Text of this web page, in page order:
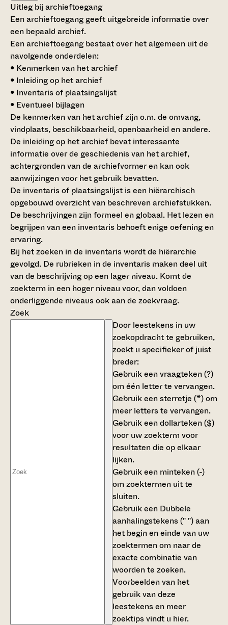
Uitleg bij archieftoegang
Een archieftoegang geeft uitgebreide informatie over
een bepaald archief.
Een archieftoegang bestaat over het algemeen uit de
navolgende onderdelen:
• Kenmerken van het archief
• Inleiding op het archief
• Inventaris of plaatsingslijst
• Eventueel bijlagen
De kenmerken van het archief zijn o.m. de omvang,
vindplaats, beschikbaarheid, openbaarheid en andere.
De inleiding op het archief bevat interessante
informatie over de geschiedenis van het archief,
achtergronden van de archiefvormer en kan ook
aanwijzingen voor het gebruik bevatten.
De inventaris of plaatsingslijst is een hiërarchisch
opgebouwd overzicht van beschreven archiefstukken.
De beschrijvingen zijn formeel en globaal. Het lezen en
begrijpen van een inventaris behoeft enige oefening en
ervaring.
Bij het zoeken in de inventaris wordt de hiërarchie
gevolgd. De rubrieken in de inventaris maken deel uit
van de beschrijving op een lager niveau. Komt de
zoekterm in een hoger niveau voor, dan voldoen
onderliggende niveaus ook aan de zoekvraag.
Zoek
Door leestekens in uw
zoekopdracht te gebruiken,
zoekt u specifieker of juist
breder:
Gebruik eenvraagteken (?)
om één letter te vervangen.
Gebruik eensterretje (*)om
meer letters te vervangen.
Gebruik eendollarteken ($)
voor uw zoekterm voor
resultaten die op elkaar
lijken.
Gebruik een minteken (-)
om zoektermen uit te
sluiten.
Gebruik een Dubbele
aanhalingstekens (" ")aan
het begin en einde van uw
zoektermen om naar de
exacte combinatie van
woorden te zoeken.
Voorbeelden van het
gebruik van deze
leestekens en meer
zoektips vindt u hier.